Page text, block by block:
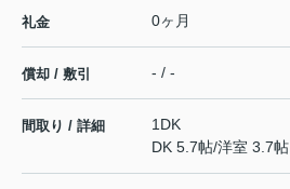
礼金 0ヶ月
償却 / 敷引 - / -
間取り / 詳細
1DK
DK 5.7帖/洋室 3.7帖